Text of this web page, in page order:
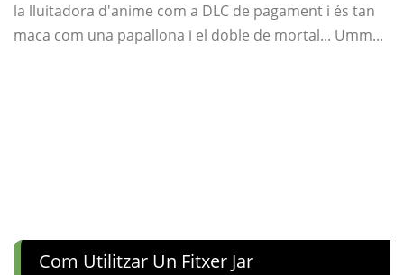
la lluitadora d'anime com a DLC de pagament i és tan
maca com una papallona i el doble de mortal... Umm...
Com Utilitzar Un Fitxer Jar